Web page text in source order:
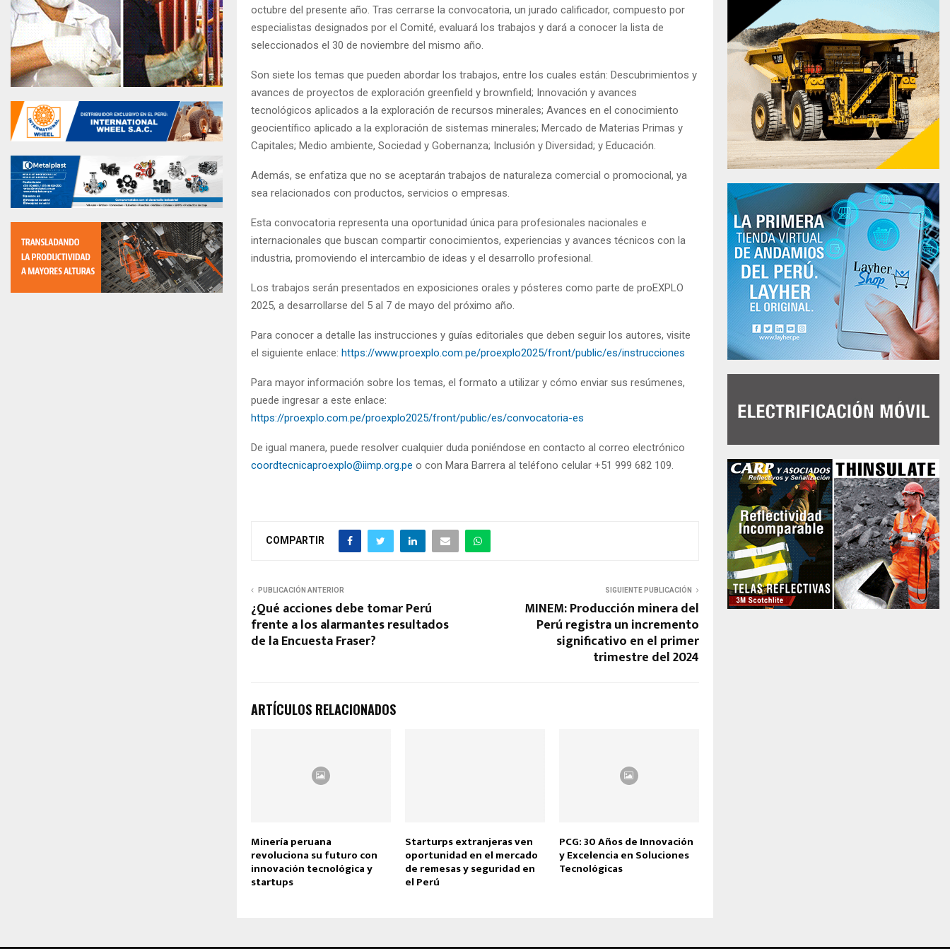
octubre del presente año. Tras cerrarse la convocatoria, un jurado calificador, compuesto por
especialistas designados por el Comité, evaluará los trabajos y dará a conocer la lista de
seleccionados el 30 de noviembre del mismo año.
Son siete los temas que pueden abordar los trabajos, entre los cuales están: Descubrimientos y
avances de proyectos de exploración greenfield y brownfield; Innovación y avances
tecnológicos aplicados a la exploración de recursos minerales; Avances en el conocimiento
geocientífico aplicado a la exploración de sistemas minerales; Mercado de Materias Primas y
Capitales; Medio ambiente, Sociedad y Gobernanza; Inclusión y Diversidad; y Educación.
Además, se enfatiza que no se aceptarán trabajos de naturaleza comercial o promocional, ya
sea relacionados con productos, servicios o empresas.
Esta convocatoria representa una oportunidad única para profesionales nacionales e
internacionales que buscan compartir conocimientos, experiencias y avances técnicos con la
industria, promoviendo el intercambio de ideas y el desarrollo profesional.
Los trabajos serán presentados en exposiciones orales y pósteres como parte de proEXPLO
2025, a desarrollarse del 5 al 7 de mayo del próximo año.
Para conocer a detalle las instrucciones y guías editoriales que deben seguir los autores, visite
el siguiente enlace: https://www.proexplo.com.pe/proexplo2025/front/public/es/instrucciones
Para mayor información sobre los temas, el formato a utilizar y cómo enviar sus resúmenes,
puede ingresar a este enlace:
https://proexplo.com.pe/proexplo2025/front/public/es/convocatoria-es
De igual manera, puede resolver cualquier duda poniéndose en contacto al correo electrónico
coordtecnicaproexplo@iimp.org.pe o con Mara Barrera al teléfono celular +51 999 682 109.
COMPARTIR
PUBLICACIÓN ANTERIOR
¿Qué acciones debe tomar Perú
frente a los alarmantes resultados
de la Encuesta Fraser?
SIGUIENTE PUBLICACIÓN
MINEM: Producción minera del
Perú registra un incremento
significativo en el primer
trimestre del 2024
ARTÍCULOS RELACIONADOS
Minería peruana
revoluciona su futuro con
innovación tecnológica y
startups
Starturps extranjeras ven
oportunidad en el mercado
de remesas y seguridad en
el Perú
PCG: 30 Años de Innovación
y Excelencia en Soluciones
Tecnológicas